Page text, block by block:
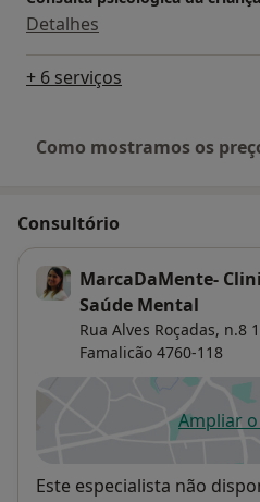
Detalhes
+ 6 serviços
Como mostramos os
Consultório
MarcaDaMente-
Saúde Mental
Rua Alves Roçadas, n.8
Famalicão 4760-118
Ampliar
Disponibilidade
Este especialista não